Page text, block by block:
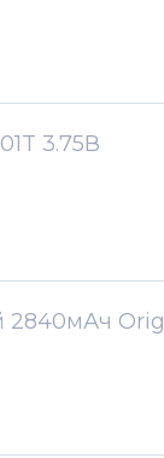
3.75В
2840мАч Orig